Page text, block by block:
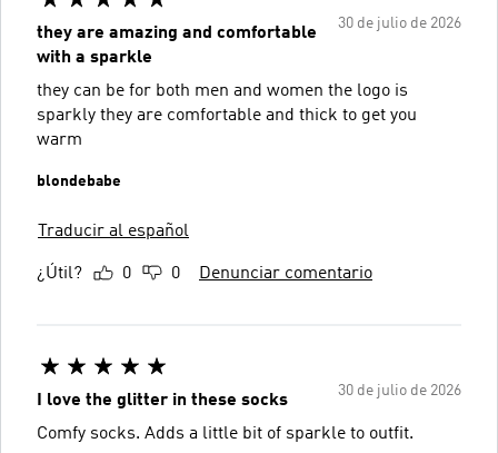
30 de julio de 2026
they are amazing and comfortable
with a sparkle
they can be for both men and women the logo is
sparkly they are comfortable and thick to get you
warm
blondebabe
Traducir al español
¿Útil? 0 0 Denunciar comentario
30 de julio de 2026
I love the glitter in these socks
Comfy socks. Adds a little bit of sparkle to outfit.